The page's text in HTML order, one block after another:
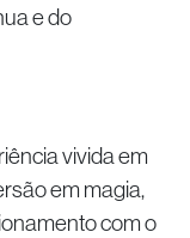
e do
vivida em
em magia,
com o